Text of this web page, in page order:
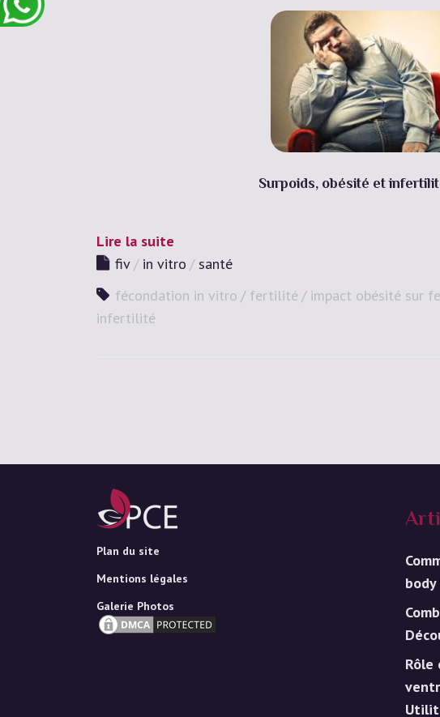
Surpoids, obésité et
Lire la suite
fiv
in vitro
santé
fécondation in vitro
fertilité impact obésité sur
infertilité
Plan du site
Mentions légales
Galerie Photos